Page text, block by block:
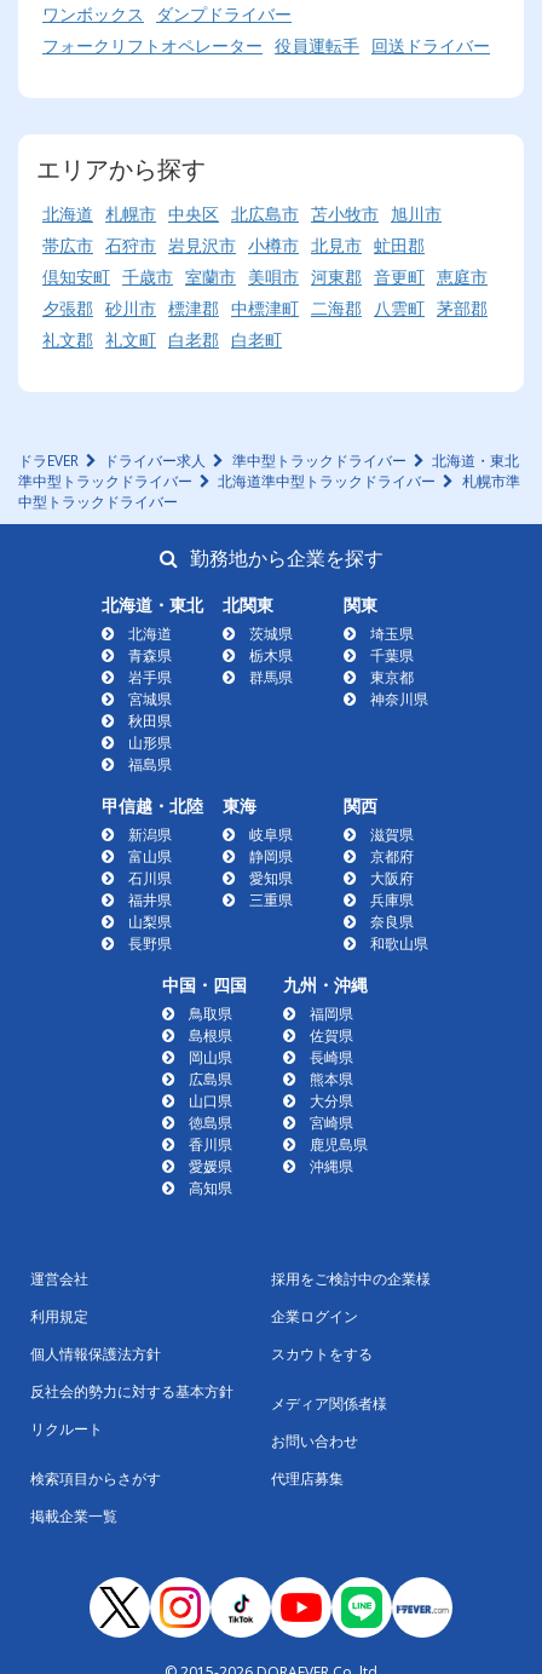
ワンボックス
ダンプドライバー
フォークリフトオペレーター 役員運転手 回送ドライバー
エリアから探す
北海道 札幌市 中央区 北広島市 苫小牧市 旭川市
帯広市 石狩市 岩見沢市 小樽市 北見市 虻田郡
倶知安町 千歳市 室蘭市 美唄市 河東郡 音更町 恵庭市
夕張郡 砂川市 標津郡 中標津町 二海郡 八雲町 茅部郡
礼文郡 礼文町 白老郡 白老町
ドラEVER ドライバー求人 準中型トラックドライバー
北海道・東北
準中型トラックドライバー
北海道準中型トラックドライバー
札幌市準
中型トラックドライバー
勤務地から企業を探す
北海道・東北
北海道
青森県
岩手県
宮城県
秋田県
山形県
福島県
北関東
茨城県
栃木県
群馬県
関東
埼玉県
千葉県
東京都
神奈川県
甲信越・北陸
新潟県
富山県
石川県
福井県
山梨県
長野県
東海
岐阜県
静岡県
愛知県
三重県
関西
滋賀県
京都府
大阪府
兵庫県
奈良県
和歌山県
中国・四国
鳥取県
島根県
岡山県
広島県
山口県
徳島県
香川県
愛媛県
高知県
九州・沖縄
福岡県
佐賀県
長崎県
熊本県
大分県
宮崎県
鹿児島県
沖縄県
運営会社
利用規定
個人情報保護法方針
反社会的勢力に対する基本方針
リクルート
検索項目からさがす
掲載企業一覧
採用をご検討中の企業様
企業ログイン
スカウトをする
メディア関係者様
お問い合わせ
代理店募集